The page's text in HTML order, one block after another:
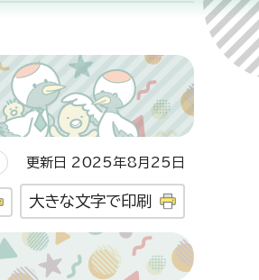
更新日 2025年8月25日
大きな文字で印刷